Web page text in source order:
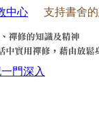
中心 支持書舍的
一門深入